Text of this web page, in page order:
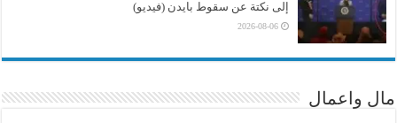
إلى نكتة عن سقوط بايدن (فيديو)
2026-08-06
مال واعمال